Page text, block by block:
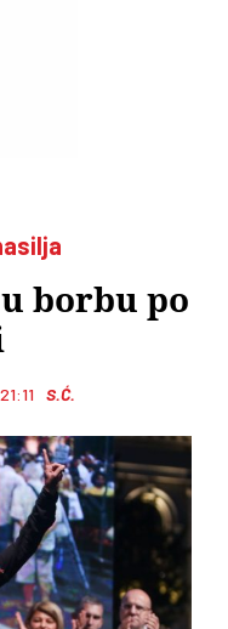
borbu po
S.Ć.